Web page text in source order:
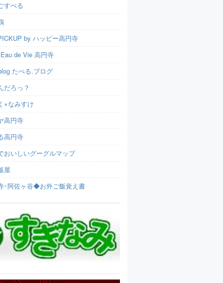
すぺる
by ハッピー高円寺
de Vie 高円寺
たべる.ブログ
だろっ？
×なみすけ
高円寺
高円寺
おいしいグーグルマップ
屋
･阿佐ヶ谷◆お外ご飯覚え書